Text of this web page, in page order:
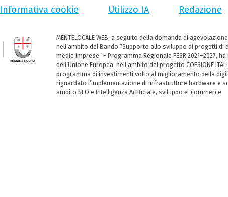
Informativa cookie Utilizzo IA Redazione
MENTELOCALE WEB, a seguito della domanda di
nell’ambito del Bando “Supporto allo sviluppo di progetti di
medie imprese” - Programma Regionale FESR 2021–2027,
dell’Unione Europea, nell’ambito del progetto COESIONE
programma di investimenti volto al miglioramento della
riguardato l’implementazione di infrastrutture hardware e
ambito SEO e Intelligenza Artificiale, sviluppo e-commerce